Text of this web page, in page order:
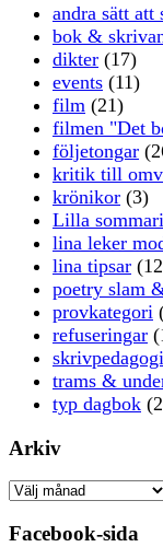
andra sätt att
bok &
dikter (17)
events (11)
film (21)
filmen "Det
följetongar
kritik till
krönikor (3)
Lilla
lina leker
lina tipsar
poetry slam
provkategori
refuseringar
trams &
typ dagbok
Arkiv
Arkiv
Facebook-sida